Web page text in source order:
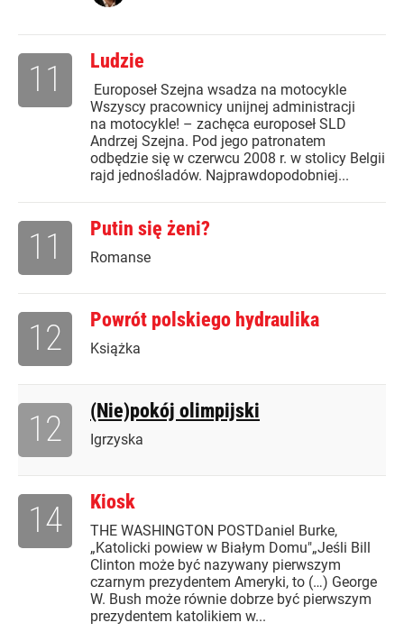
Ludzie
Europoseł Szejna wsadza na motocykle
Wszyscy pracownicy unijnej administracji
na motocykle! – zachęca europoseł SLD
Andrzej Szejna. Pod jego patronatem
odbędzie się w czerwcu 2008 r. w stolicy Belgii
rajd jednośladów. Najprawdopodobniej...
11
Putin się żeni?
Romanse
11
Powrót polskiego hydraulika
Książka
12
(Nie)pokój olimpijski
Igrzyska
12
Kiosk
THE WASHINGTON POSTDaniel Burke,
„Katolicki powiew w Białym Domu"„Jeśli Bill
Clinton może być nazywany pierwszym
czarnym prezydentem Ameryki, to (…) George
W. Bush może równie dobrze być pierwszym
prezydentem katolikiem w...
14